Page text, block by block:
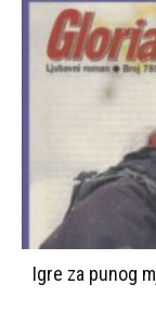
Igre za punog